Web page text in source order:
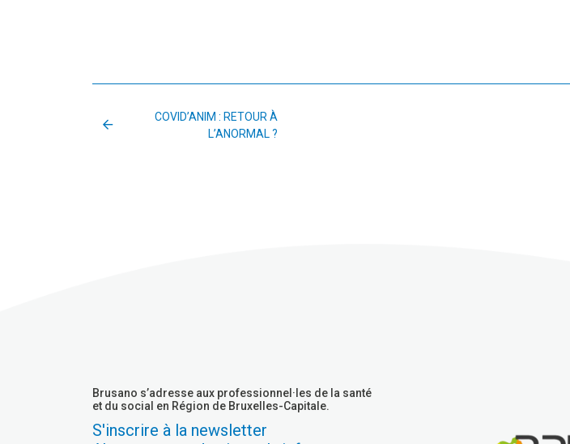
COVID’ANIM : RETOUR À
L’ANORMAL ?
Brusano s’adresse aux professionnel·les de la santé
et du social en Région de Bruxelles-Capitale.
S'inscrire à la newsletter